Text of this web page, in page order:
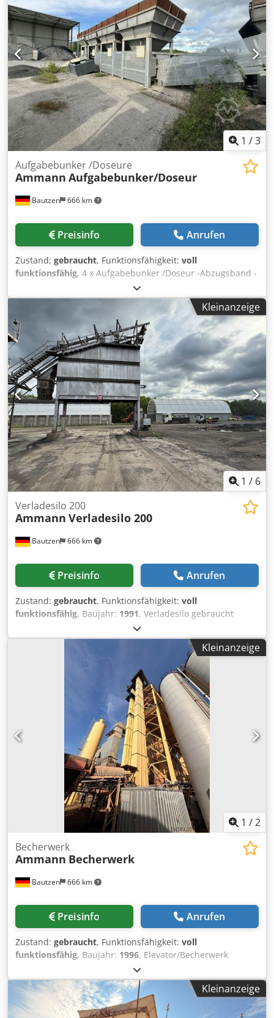
1 /3
Bautzen 666 km
Aufgabebunker /Doseure
Ammann Aufgabebunker/Doseur
Preisinfo Anrufen
Zustand: gebraucht, Funktionsfähigkeit: voll
funktionsfähig, 4 x Aufgabebunker /Doseur -Abzugsband -
Förderband/Übergabeband -elektrische Anlage soweit
vorhanden Dcsdozq S Huspfx Ab Nsk
Kleinanzeige
1 / 6
Bautzen 666 km
Verladesilo 200
Ammann Verladesilo 200
Preisinfo Anrufen
Zustand: gebraucht, Funktionsfähigkeit: voll
funktionsfähig, Baujahr: 1991, Verladesilo gebraucht
Hersteller Ulrich Dcodpfx Aezq S Ewsb Nsk
Gesamtvolumen 200 t -Kübelbahn -Aufzugswinde -
Kleinanzeige
1 /2
Bautzen 666 km
Becherwerk
Ammann Becherwerk
Preisinfo Anrufen
Zustand: gebraucht, Funktionsfähigkeit: voll
funktionsfähig, Baujahr: 1996, Elevator/Becherwerk
Einsatz als RC Material Förderanlage Dcjdpfjzq S Dasx Ab
Nok H 26 m
Kleinanzeige